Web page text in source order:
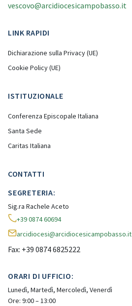
vescovo@arcidiocesicampobasso.it
LINK RAPIDI
Dichiarazione sulla Privacy (UE)
Cookie Policy (UE)
ISTITUZIONALE
Conferenza Episcopale Italiana
Santa Sede
Caritas Italiana
CONTATTI
SEGRETERIA:
Sig.ra Rachele Aceto
+39 0874 60694
arcidiocesi@arcidiocesicampobasso.it
Fax: +39 0874 6825222
ORARI DI UFFICIO:
Lunedì, Martedì, Mercoledì, Venerdì
Ore: 9:00 – 13:00